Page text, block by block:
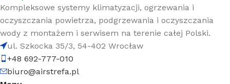
Kompleksowe systemy klimatyzacji, ogrzewania i
oczyszczania powietrza, podgrzewania i oczyszczania
wody z montażem i serwisem na terenie całej Polski.
ul. Szkocka 35/3, 54-402 Wrocław
+48 692-777-010
biuro@airstrefa.pl